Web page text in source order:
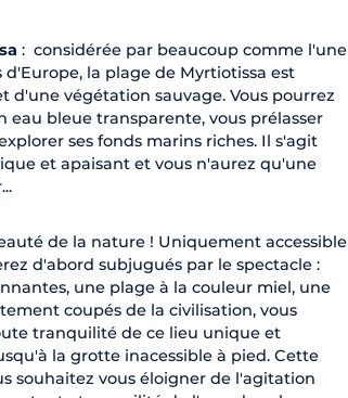
: considérée par beaucoup comme l'une
d'Europe, la plage de Myrtiotissa est
d'une végétation sauvage. Vous pourrez
eau bleue transparente, vous prélasser
ses fonds marins riches. Il s'agit
et apaisant et vous n'aurez qu'une
de la nature ! Uniquement accessible
d'abord subjugués par le spectacle :
une plage à la couleur miel, une
coupés de la civilisation, vous
tranquilité de ce lieu unique et
la grotte inacessible à pied. Cette
souhaitez vous éloigner de l'agitation